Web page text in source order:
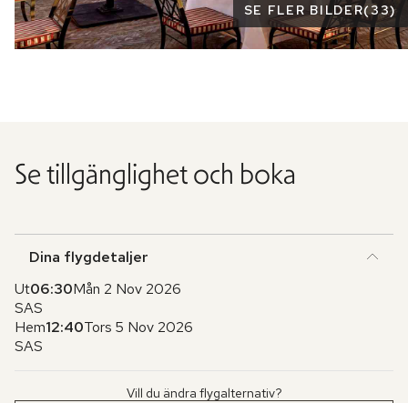
SE FLER BILDER( 33)
Se tillgänglighet och boka
Dina flygdetaljer
Ut06:30Mån 2 Nov 2026
SAS
Hem12:40Tors 5 Nov 2026
SAS
Vill du ändra flygalternativ?